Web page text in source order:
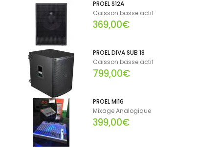
PROEL S12A
Caisson basse actif
369,00€
PROEL DIVA SUB 18
Caisson basse actif
799,00€
PROEL MI16
Mixage Analogique
399,00€